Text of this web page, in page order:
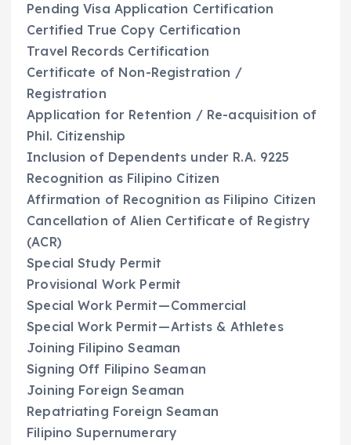
Pending Visa Application Certification
Certified True Copy Certification
Travel Records Certification
Certificate of Non-Registration /
Registration
Application for Retention / Re-acquisition of
Phil. Citizenship
Inclusion of Dependents under R.A. 9225
Recognition as Filipino Citizen
Affirmation of Recognition as Filipino Citizen
Cancellation of Alien Certificate of Registry
(ACR)
Special Study Permit
Provisional Work Permit
Special Work Permit — Commercial
Special Work Permit — Artists & Athletes
Joining Filipino Seaman
Signing Off Filipino Seaman
Joining Foreign Seaman
Repatriating Foreign Seaman
Filipino Supernumerary